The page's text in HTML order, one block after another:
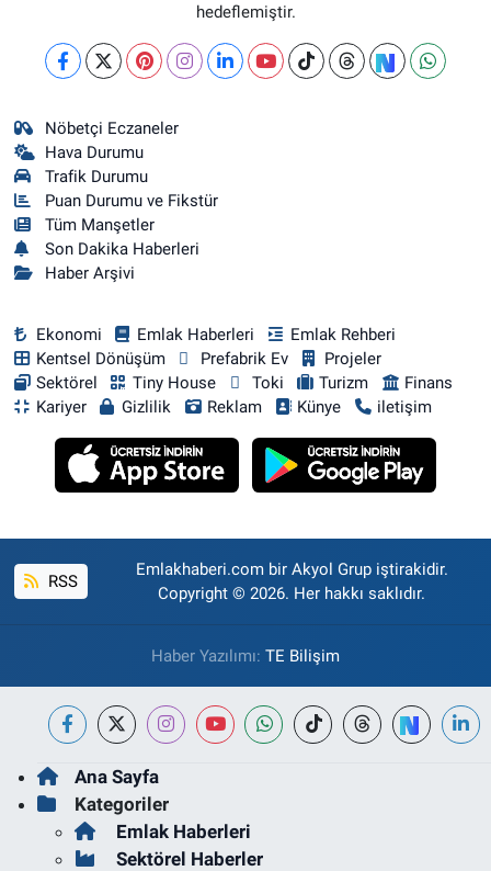
hedeflemiştir.
Nöbetçi Eczaneler
Hava Durumu
Trafik Durumu
Puan Durumu ve Fikstür
Tüm Manşetler
Son Dakika Haberleri
Haber Arşivi
Ekonomi Emlak Haberleri
Emlak Rehberi
Kentsel Dönüşüm
Prefabrik Ev
Projeler
Sektörel
Tiny House Toki Turizm
Finans
Kariyer
Gizlilik Reklam Künye iletişim
RSS
Emlakhaberi.com bir Akyol Grup iştirakidir.
Copyright © 2026. Her hakkı saklıdır.
Haber Yazılımı: TE Bilişim
Ana Sayfa
Kategoriler
Emlak Haberleri
Sektörel Haberler